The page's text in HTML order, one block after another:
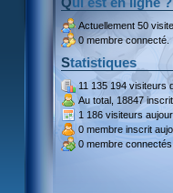
Actuellement 50
0 membre connecté.
Statistiques
11 135 194 visiteurs
Au total, 18847
1 186 visiteurs
0 membre inscrit
0 membre connectés